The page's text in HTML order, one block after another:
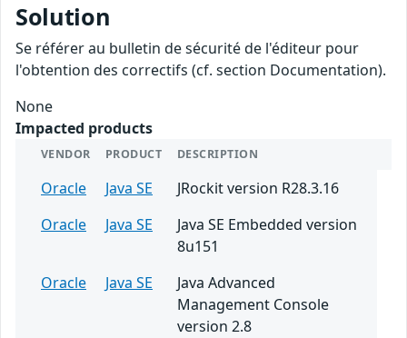
Solution
Se référer au bulletin de sécurité de l'éditeur pour
l'obtention des correctifs (cf. section Documentation).
None
Impacted products
VENDOR PRODUCT DESCRIPTION
Oracle Java SE
JRockit version R28.3.16
Oracle
Java SE
Java SE Embedded version
8u151
Oracle
Java SE
Java Advanced
Management Console
version 2.8